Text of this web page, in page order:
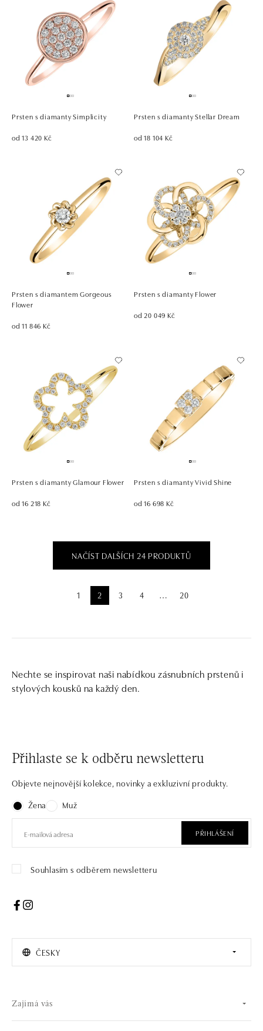
Prsten s diamanty Simplicity
od 13 420 Kč
Prsten s diamanty Stellar Dream
od 18 104 Kč
Prsten s diamantem Gorgeous
Flower
od 11 846 Kč
Prsten s diamanty Flower
od 20 049 Kč
Prsten s diamanty Glamour Flower
od 16 218 Kč
Prsten s diamanty Vivid Shine
od 16 698 Kč
NAČÍST DALŠÍCH 24 PRODUKTŮ
1 2 3 4 ⋯ 20
Nechte se inspirovat naši nabídkou zásnubních prstenů i
stylových kousků na každý den.
Přihlaste se k odběru newsletteru
Objevte nejnovější kolekce, novinky a exkluzivní produkty.
Žena
Muž
PŘIHLÁŠENÍ
Souhlasím s odběrem newsletteru
ČESKY
Zajímá vás